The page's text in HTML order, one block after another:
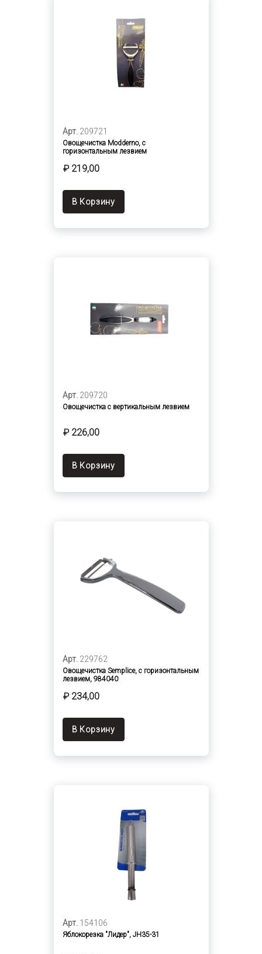
Арт. 209721
Овощечистка Modderno, с
горизонтальным лезвием
₽ 219,00
В Корзину
Арт. 209720
Овощечистка с вертикальным лезвием
₽ 226,00
В Корзину
Арт. 229762
Овощечистка Semplice, с горизонтальным
лезвием, 984040
₽ 234,00
В Корзину
Арт. 154106
Яблокорезка "Лидер", JH35-31